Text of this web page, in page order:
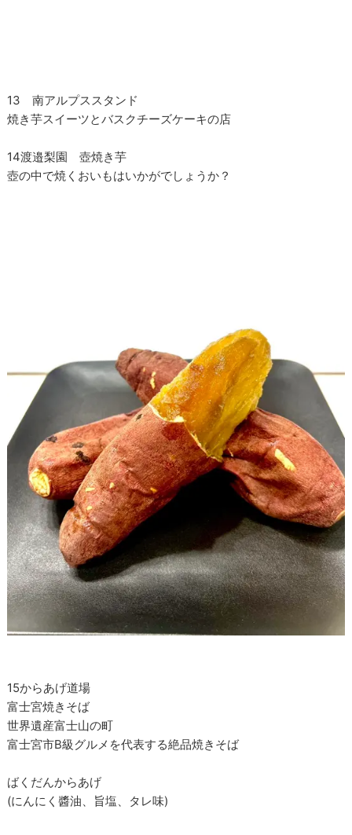
13 南アルプススタンド
焼き芋スイーツとバスクチーズケーキの店
14渡邉梨園 壺焼き芋
壺の中で焼くおいもはいかがでしょうか？
15からあげ道場
富士宮焼きそば
世界遺産富士山の町
富士宮市B級グルメを代表する絶品焼きそば
ばくだんからあげ
(にんにく醬油、旨塩、タレ味)